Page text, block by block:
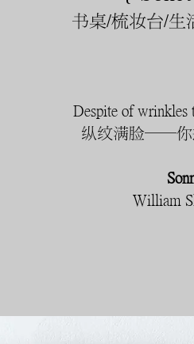
书桌/梳妆台/生
Despite of wrinkles
纵纹满脸——你
William